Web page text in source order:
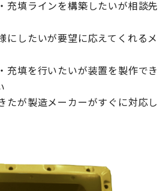
充填ラインを構築したいが相談先
にしたいが要望に応えてくれるメ
充填を行いたいが装置を製作でき
たが製造メーカーがすぐに対応し